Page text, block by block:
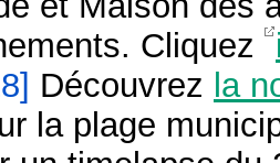
Cliquez
Découvrez la
la plage